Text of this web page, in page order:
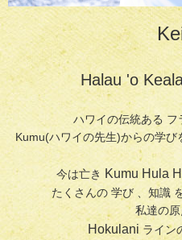
Halau 'o
ハワイの伝統ある
Kumu(ハワイの先生)からの学
今は亡き Kumu Hula
たくさんの 学び 、知識
私達の原
Hokulani ライン